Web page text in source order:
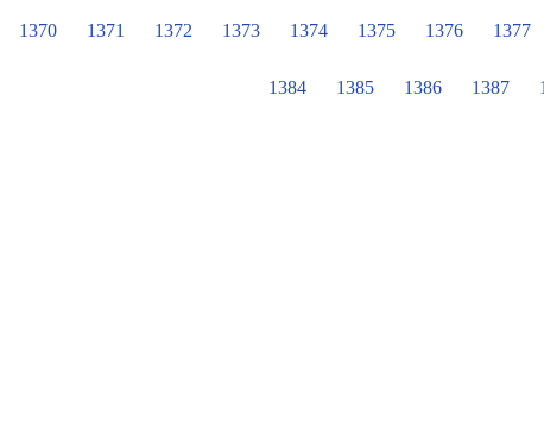
態，迎接新學期的來臨。
1370 1371 1372 1373 1374 1375 1376 1377
1384 1385 1386 1387